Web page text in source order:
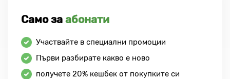
Само за абонати
Участвайте в специални промоции
Първи разбирате какво е ново
получете 20% кешбек от покупките си